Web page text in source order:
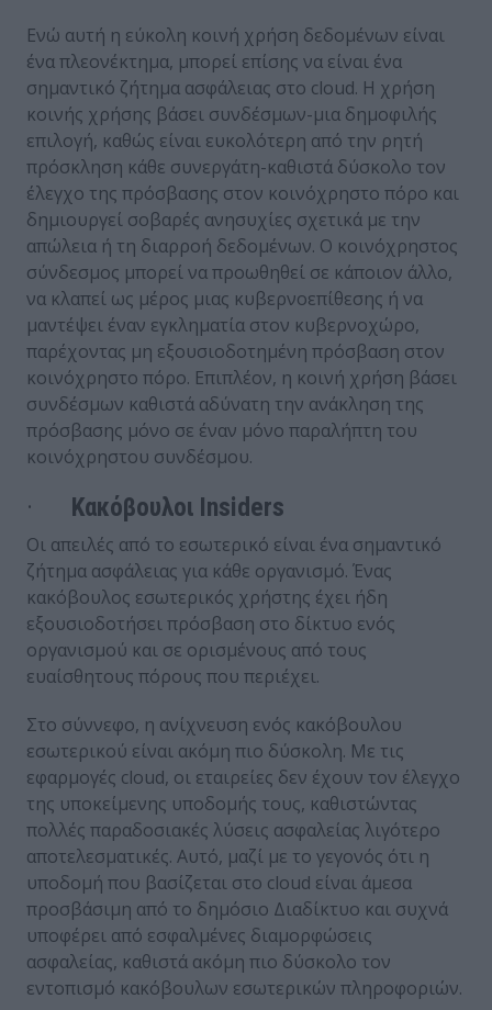
Ενώ αυτή η εύκολη κοινή χρήση δεδομένων είναι
ένα πλεονέκτημα, μπορεί επίσης να είναι ένα
σημαντικό ζήτημα ασφάλειας στο cloud. Η χρήση
κοινής χρήσης βάσει συνδέσμων-μια δημοφιλής
επιλογή, καθώς είναι ευκολότερη από την ρητή
πρόσκληση κάθε συνεργάτη-καθιστά δύσκολο τον
έλεγχο της πρόσβασης στον κοινόχρηστο πόρο και
δημιουργεί σοβαρές ανησυχίες σχετικά με την
απώλεια ή τη διαρροή δεδομένων. Ο κοινόχρηστος
σύνδεσμος μπορεί να προωθηθεί σε κάποιον άλλο,
να κλαπεί ως μέρος μιας κυβερνοεπίθεσης ή να
μαντέψει έναν εγκληματία στον κυβερνοχώρο,
παρέχοντας μη εξουσιοδοτημένη πρόσβαση στον
κοινόχρηστο πόρο. Επιπλέον, η κοινή χρήση βάσει
συνδέσμων καθιστά αδύνατη την ανάκληση της
πρόσβασης μόνο σε έναν μόνο παραλήπτη του
κοινόχρηστου συνδέσμου.
· Κακόβουλοι Insiders
Οι απειλές από το εσωτερικό είναι ένα σημαντικό
ζήτημα ασφάλειας για κάθε οργανισμό. Ένας
κακόβουλος εσωτερικός χρήστης έχει ήδη
εξουσιοδοτήσει πρόσβαση στο δίκτυο ενός
οργανισμού και σε ορισμένους από τους
ευαίσθητους πόρους που περιέχει.
Στο σύννεφο, η ανίχνευση ενός κακόβουλου
εσωτερικού είναι ακόμη πιο δύσκολη. Με τις
εφαρμογές cloud, οι εταιρείες δεν έχουν τον έλεγχο
της υποκείμενης υποδομής τους, καθιστώντας
πολλές παραδοσιακές λύσεις ασφαλείας λιγότερο
αποτελεσματικές. Αυτό, μαζί με το γεγονός ότι η
υποδομή που βασίζεται στο cloud είναι άμεσα
προσβάσιμη από το δημόσιο Διαδίκτυο και συχνά
υποφέρει από εσφαλμένες διαμορφώσεις
ασφαλείας, καθιστά ακόμη πιο δύσκολο τον
εντοπισμό κακόβουλων εσωτερικών πληροφοριών.